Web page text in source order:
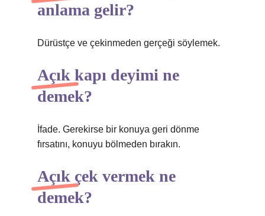
anlama gelir?
Dürüstçe ve çekinmeden gerçeği söylemek.
Açık kapı deyimi ne
demek?
İfade. Gerekirse bir konuya geri dönme
fırsatını, konuyu bölmeden bırakın.
Açık çek vermek ne
demek?